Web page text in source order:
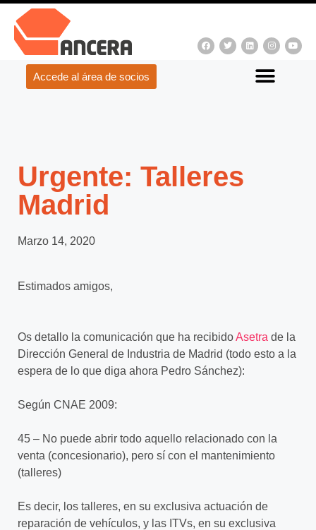
Accede al área de socios
Urgente: Talleres
Madrid
Marzo 14, 2020
Estimados amigos,
Os detallo la comunicación que ha recibidoAsetra de la
Dirección General de Industria de Madrid (todo esto a la
espera de lo que diga ahora Pedro Sánchez):
Según CNAE 2009:
45 – No puede abrir todo aquello relacionado con la
venta (concesionario), pero sí con el mantenimiento
(talleres)
Es decir, los talleres, en su exclusiva actuación de
reparación de vehículos, y las ITVs, en su exclusiva